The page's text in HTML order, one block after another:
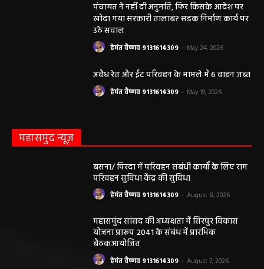
पंचायत ने नहीं दी अनुमति, फिर किसके आदेश पर
खोदा गया सरकारी तालाब? सड़क निर्माण कार्य पर
उठे सवाल
हेमंत वैष्णव 9131614309 - May 24, 2026
अवैध रेत और ईंट परिवहन के मामले में 6 वाहन जब्त
हेमंत वैष्णव 9131614309 - May 19, 2026
महासमुंद न्यूज़
बसना/ पिरदा में परिवहन संबंधी कार्यों के लिए राम
परिवहन सुविधा केंद्र की सुविधा
हेमंत वैष्णव 9131614309 - August 8, 2026
महासमुंद सांसद की अध्यक्षता में सिरपुर विकास
योजना प्रारूप 2041 के संबंध में प्रारंभिक
बैठकआयोजित
हेमंत वैष्णव 9131614309 - August 7, 2026